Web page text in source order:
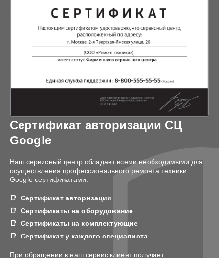
Сертификат авторизации СЦ
Google
Наш сервисный центр обладает всеми необходимыми для
осуществления профессионального ремонта техники
Google сертификатами:
Сертификат авторизации
Сертификаты на оборудование
Сертификаты на комплектующие
Сертификат у каждого специалиста
При обращении в наш сервис клиент получает